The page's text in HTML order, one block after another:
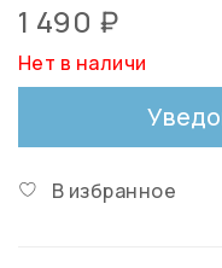
1 490 ₽
Нет в наличи
В избранное